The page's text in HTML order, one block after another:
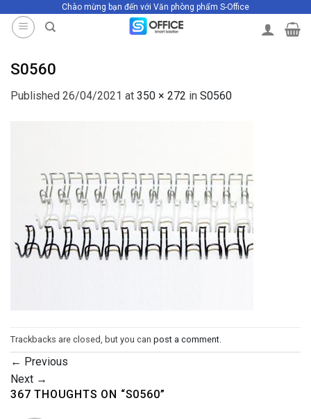
Chào mừng bạn đến với Văn phòng phẩm S-Office
S0560
Published 26/04/2021 at 350 × 272 in S0560
Trackbacks are closed, but you can post a comment
← Previous
Next →
367 THOUGHTS ON “S0560”